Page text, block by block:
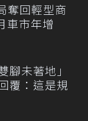
奪回輕型商
車市年增
腳未著地」
覆：這是規